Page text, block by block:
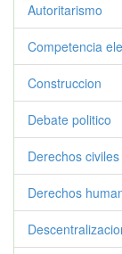
Autoritarismo
Competencia
Construccion
Debate politico
Derechos
Derechos